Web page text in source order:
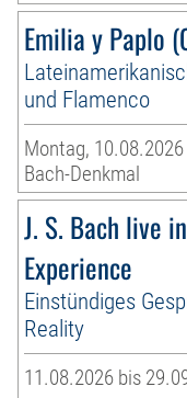
Emilia y Paplo
und Flamenco
Montag,
Bach-Denkmal
J. S. Bach live
Experience
Einstündiges
Reality
11.08.2026 bis